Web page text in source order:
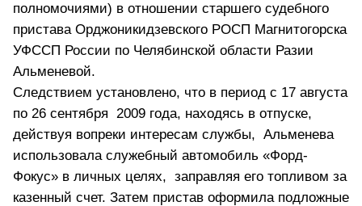
полномочиями) в отношении старшего судебного
пристава Орджоникидзевского РОСП Магнитогорска
УФССП России по Челябинской области Разии
Альменевой.
Следствием установлено, что в период с 17 августа
по 26 сентября 2009 года, находясь в отпуске,
действуя вопреки интересам службы, Альменева
использовала служебный автомобиль «Форд-
Фокус» в личных целях, заправляя его топливом за
казенный счет. Затем пристав оформила подложные